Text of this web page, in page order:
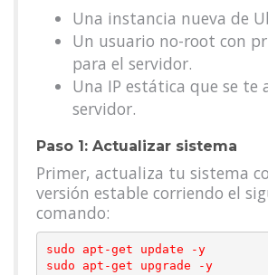
Una instancia nueva de
Un usuario no-root con
para el servidor.
Una IP estática que se te
servidor.
Paso 1: Actualizar sistema
Primer, actualiza tu sistema
versión estable corriendo el
comando:
sudo apt-get update -y
sudo apt-get upgrade -y